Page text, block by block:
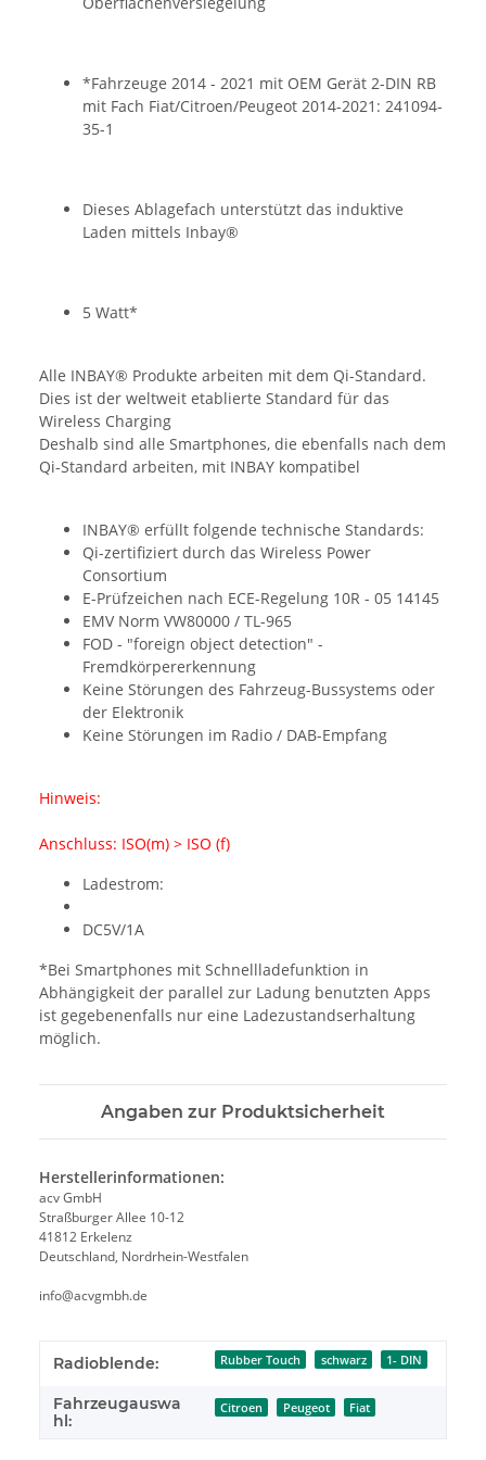
*Fahrzeuge 2014 - 2021 mit OEM Gerät 2-DIN RB
mit Fach Fiat/Citroen/Peugeot 2014-2021: 241094-
35-1
Dieses Ablagefach unterstützt das induktive
Laden mittels Inbay®
5 Watt*
Alle INBAY® Produkte arbeiten mit dem Qi-Standard.
Dies ist der weltweit etablierte Standard für das
Wireless Charging
Deshalb sind alle Smartphones, die ebenfalls nach dem
Qi-Standard arbeiten, mit INBAY kompatibel
INBAY® erfüllt folgende technische Standards:
Qi-zertifiziert durch das Wireless Power
Consortium
E-Prüfzeichen nach ECE-Regelung 10R - 05 14145
EMV Norm VW80000 / TL-965
FOD - "foreign object detection" -
Fremdkörpererkennung
Keine Störungen des Fahrzeug-Bussystems oder
der Elektronik
Keine Störungen im Radio / DAB-Empfang
Hinweis:
Anschluss: ISO(m) > ISO (f)
Ladestrom:
DC5V/1A
*Bei Smartphones mit Schnellladefunktion in
Abhängigkeit der parallel zur Ladung benutzten Apps
ist gegebenenfalls nur eine Ladezustandserhaltung
möglich.
Angaben zur Produktsicherheit
Herstellerinformationen:
acv GmbH
Straßburger Allee 10-12
41812 Erkelenz
Deutschland, Nordrhein-Westfalen
info@acvgmbh.de
Radioblende: Rubber Touch schwarz 1- DIN
Fahrzeugauswa
hl:
Citroen Peugeot Fiat